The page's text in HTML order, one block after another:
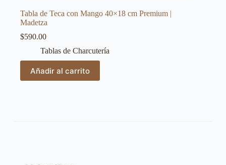
Tabla de Teca con Mango 40×18 cm Premium |
Madetza
$590.00
Tablas de Charcutería
Añadir al carrito